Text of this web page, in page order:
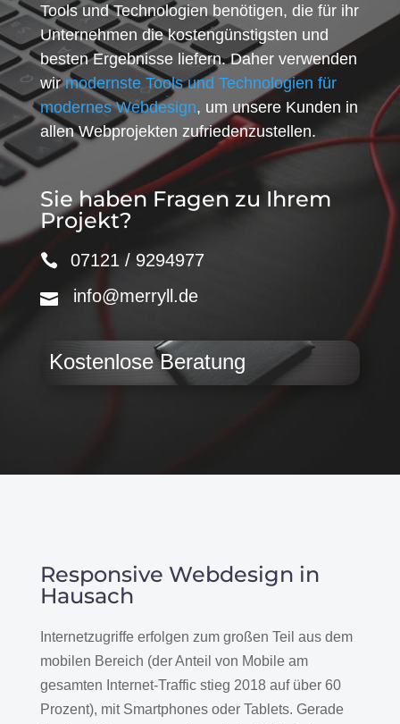
Tools und Technologien benötigen, die für ihr
Unternehmen die kostengünstigsten und
besten Ergebnisse liefern. Daher verwenden
wirmodernste Tools und Technologien für
modernes Webdesign, um unsere Kunden in
allen Webprojekten zufriedenzustellen.
Sie haben Fragen zu Ihrem
Projekt?
07121 / 9294977
info@merryll.de
Kostenlose Beratung
Responsive Webdesign in
Hausach
Internetzugriffe erfolgen zum großen Teil aus dem
mobilen Bereich (der Anteil von Mobile am
gesamten Internet-Traffic stieg 2018 auf über 60
Prozent), mit Smartphones oder Tablets. Gerade